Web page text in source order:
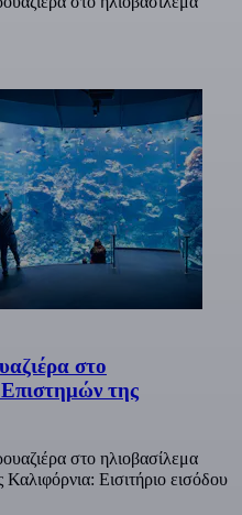
στο
της
στο ηλιοβασίλεμα
Εισιτήριο εισόδου